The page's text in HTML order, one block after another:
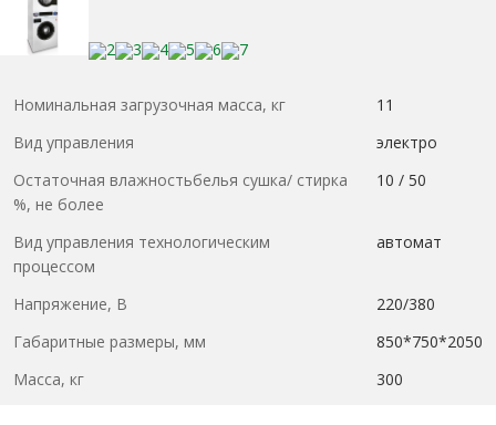
Номинальная загрузочная масса, кг
11
Вид управления
электро
Остаточная влажностьбелья сушка/ стирка
%, не более
10 / 50
Вид управления технологическим
процессом
автомат
Напряжение, В
220/380
Габаритные размеры, мм
850*750*2050
Масса, кг
300